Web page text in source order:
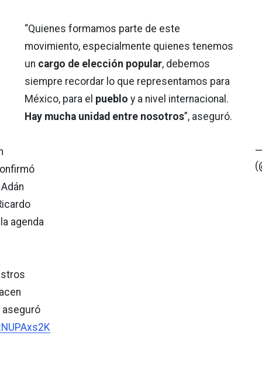
“Quienes formamos parte de este
movimiento, especialmente quienes tenemos
un cargo de elección popular, debemos
siempre recordar lo que representamos para
México, para el pueblo y a nivel internacional.
Hay mucha unidad entre nosotros”, aseguró.
agenda
aseguró